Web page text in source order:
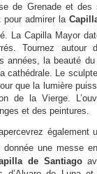
de Grenade et des
pour admirer la
La Capilla Mayor
Tournez autour
années, la beauté
cathédrale. Le
que la lumière
de la Vierge.
et des peintures.
également
une messe
de Santiago